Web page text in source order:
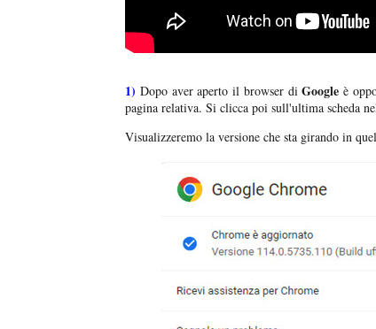
1) Dopo aver aperto il browser diGoogle è
pagina relativa. Si clicca poi sull'ultima scheda
Visualizzeremo la versione che sta girando in